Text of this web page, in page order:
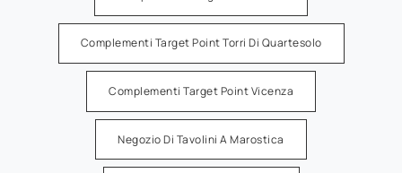
Complementi Target Point Torri Di Quartesolo
Complementi Target Point Vicenza
Negozio Di Tavolini A Marostica